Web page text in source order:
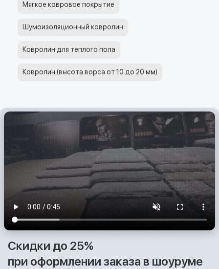
Мягкое ковровое покрытие
Шумоизоляционный ковролин
Ковролин для теплого пола
Ковролин (высота ворса от 10 до 20 мм)
Скидки до 25%
при оформлении заказа в шоуруме